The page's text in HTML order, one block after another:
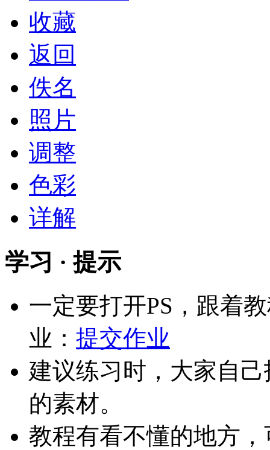
收藏
返回
佚名
照片
调整
色彩
详解
学习 · 提示
一定要打开PS，跟着
业： 提交作业
建议练习时，大家自
的素材。
教程有看不懂的地方